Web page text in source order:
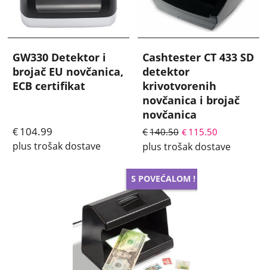
GW330 Detektor i
brojač EU novčanica,
ECB certifikat
€104.99
plus trošak dostave
Cashtester CT 433 SD
detektor
krivotvorenih
novčanica i brojač
novčanica
€140.50 € 115.50
plus trošak dostave
S POVEĆALOM !